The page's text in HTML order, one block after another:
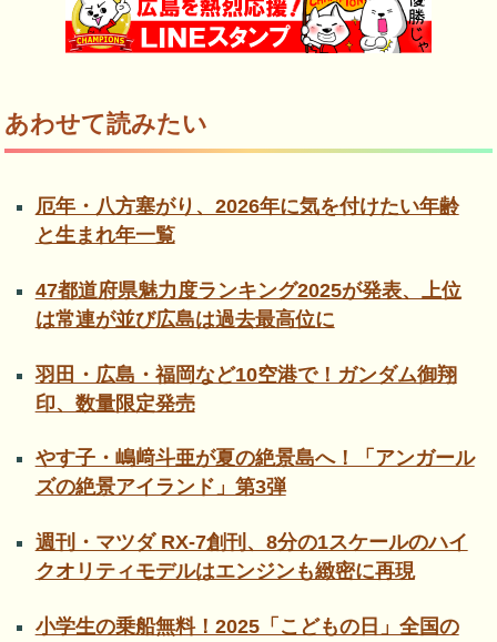
あわせて読みたい
厄年・八方塞がり、2026年に気を付けたい年齢
と生まれ年一覧
47都道府県魅力度ランキング2025が発表、上位
は常連が並び広島は過去最高位に
羽田・広島・福岡など10空港で！ガンダム御翔
印、数量限定発売
やす子・嶋﨑斗亜が夏の絶景島へ！「アンガール
ズの絶景アイランド」第3弾
週刊・マツダ RX-7創刊、8分の1スケールのハイ
クオリティモデルはエンジンも緻密に再現
小学生の乗船無料！2025「こどもの日」全国の